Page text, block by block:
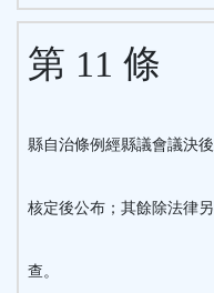
第 11 條
縣自治條例經縣議會議決
核定後公布；其餘除法律
查。